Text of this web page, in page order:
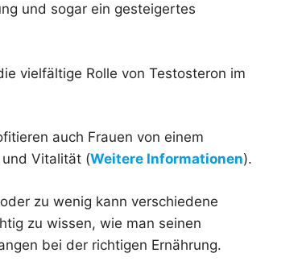
und sogar ein gesteigertes
vielfältige Rolle von Testosteron im
auch Frauen von einem
und Vitalität (Weitere Informationen).
zu wenig kann verschiedene
zu wissen, wie man seinen
bei der richtigen Ernährung.